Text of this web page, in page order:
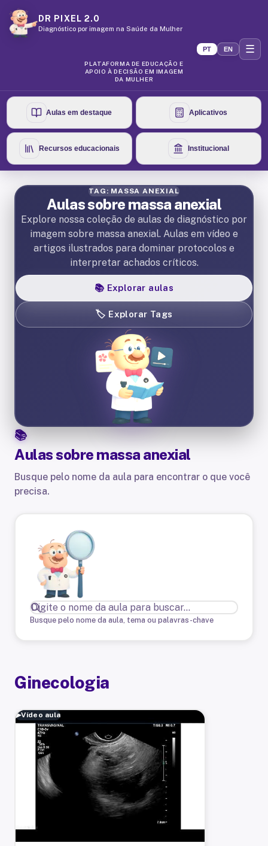
DR PIXEL 2.0
Diagnóstico por imagem na Saúde da Mulher
PLATAFORMA DE EDUCAÇÃO E
APOIO À DECISÃO EM IMAGEM
DA MULHER
PT EN ☰
Aulas em destaque Aplicativos
Recursos educacionais Institucional
TAG: MASSA ANEXIAL
Aulas sobre massa anexial
Explore nossa coleção de aulas de diagnóstico por
imagem sobre massa anexial. Aulas em vídeo e
artigos ilustrados para dominar protocolos e
interpretar achados críticos.
📚 Explorar aulas
🏷️ Explorar Tags
Aulas sobre massa anexial
Busque pelo nome da aula para encontrar o que você
precisa.
Busque pelo nome da aula, tema ou palavras-chave
Ginecologia
▶Vídeo aula